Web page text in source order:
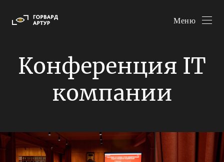
Меню
Конференция IT
компании